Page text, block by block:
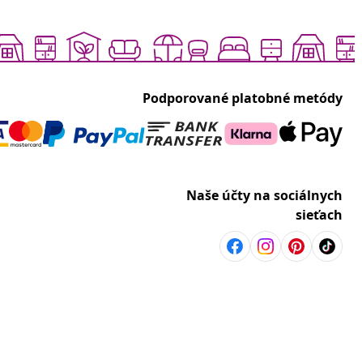
Podporované platobné metódy
Naše účty na sociálnych
sieťach